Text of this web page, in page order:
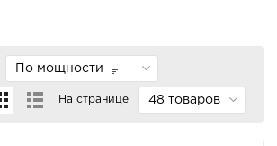
По мощности
На странице 48 товаров